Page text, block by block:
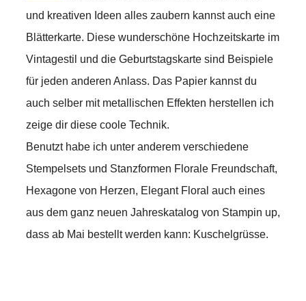
und kreativen Ideen alles zaubern kannst auch eine
Blätterkarte. Diese wunderschöne Hochzeitskarte im
Vintagestil und die Geburtstagskarte sind Beispiele
für jeden anderen Anlass. Das Papier kannst du
auch selber mit metallischen Effekten herstellen ich
zeige dir diese coole Technik.
Benutzt habe ich unter anderem verschiedene
Stempelsets und Stanzformen Florale Freundschaft,
Hexagone von Herzen, Elegant Floral auch eines
aus dem ganz neuen Jahreskatalog von Stampin up,
dass ab Mai bestellt werden kann: Kuschelgrüsse.